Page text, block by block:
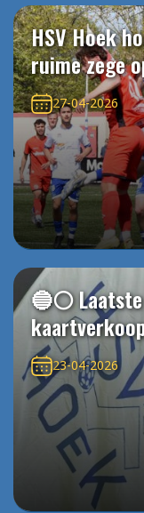
HSV Hoek
ruime zege
27-04-2026
🔵⚪️
23-04-2026